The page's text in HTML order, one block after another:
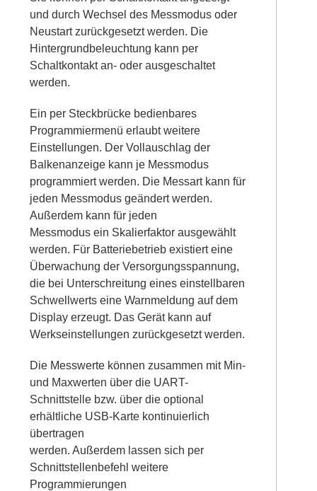
und durch Wechsel des Messmodus oder
Neustart zurückgesetzt werden. Die
Hintergrundbeleuchtung kann per
Schaltkontakt an- oder ausgeschaltet
werden.
Ein per Steckbrücke bedienbares
Programmiermenü erlaubt weitere
Einstellungen. Der Vollauschlag der
Balkenanzeige kann je Messmodus
programmiert werden. Die Messart kann für
jeden Messmodus geändert werden.
Außerdem kann für jeden
Messmodus ein Skalierfaktor ausgewählt
werden. Für Batteriebetrieb existiert eine
Überwachung der Versorgungsspannung,
die bei Unterschreitung eines einstellbaren
Schwellwerts eine Warnmeldung auf dem
Display erzeugt. Das Gerät kann auf
Werkseinstellungen zurückgesetzt werden.
Die Messwerte können zusammen mit Min-
und Maxwerten über die UART-
Schnittstelle bzw. über die optional
erhältliche USB-Karte kontinuierlich
übertragen
werden. Außerdem lassen sich per
Schnittstellenbefehl weitere
Programmierungen